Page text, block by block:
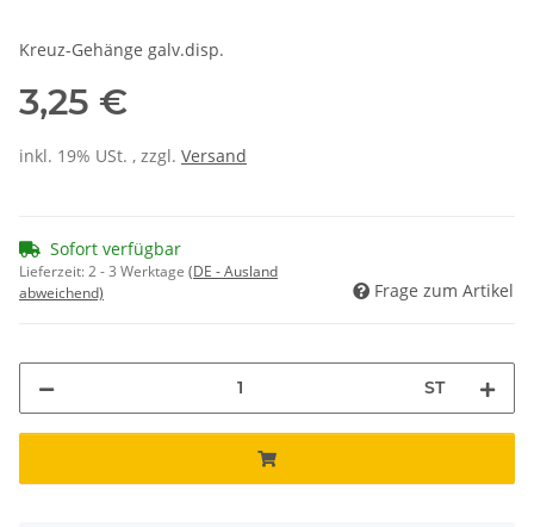
Kreuz-Gehänge galv.disp.
3,25 €
inkl. 19% USt. , zzgl. Versand
Sofort verfügbar
Lieferzeit:2 - 3 Werktage (DE - Ausland
abweichend)
Frage zum Artikel
ST